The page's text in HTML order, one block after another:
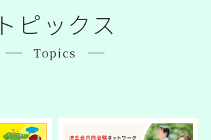
トピックス
Topics